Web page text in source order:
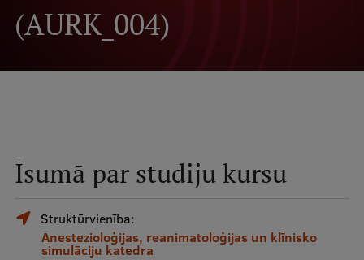
Mobile
galvenā
izvēlne
Studiju iespējas
Doktorantūra
Uzņemšana
(AURK_004)
Īsumā par studiju kursu
Struktūrvienība:
Anestezioloģijas, reanimatoloģijas un klīnisko
simulāciju katedra